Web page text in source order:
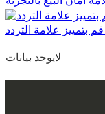
لايوجد بيانات